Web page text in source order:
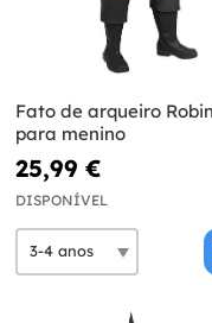
Fato de arqueiro Robin
para menino
25,99 €
DISPONÍVEL